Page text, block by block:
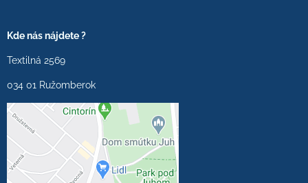
Kde nás nájdete ?
Textilná 2569
034 01 Ružomberok
Externý obsah je
blokovaný Voľbami
súkromia